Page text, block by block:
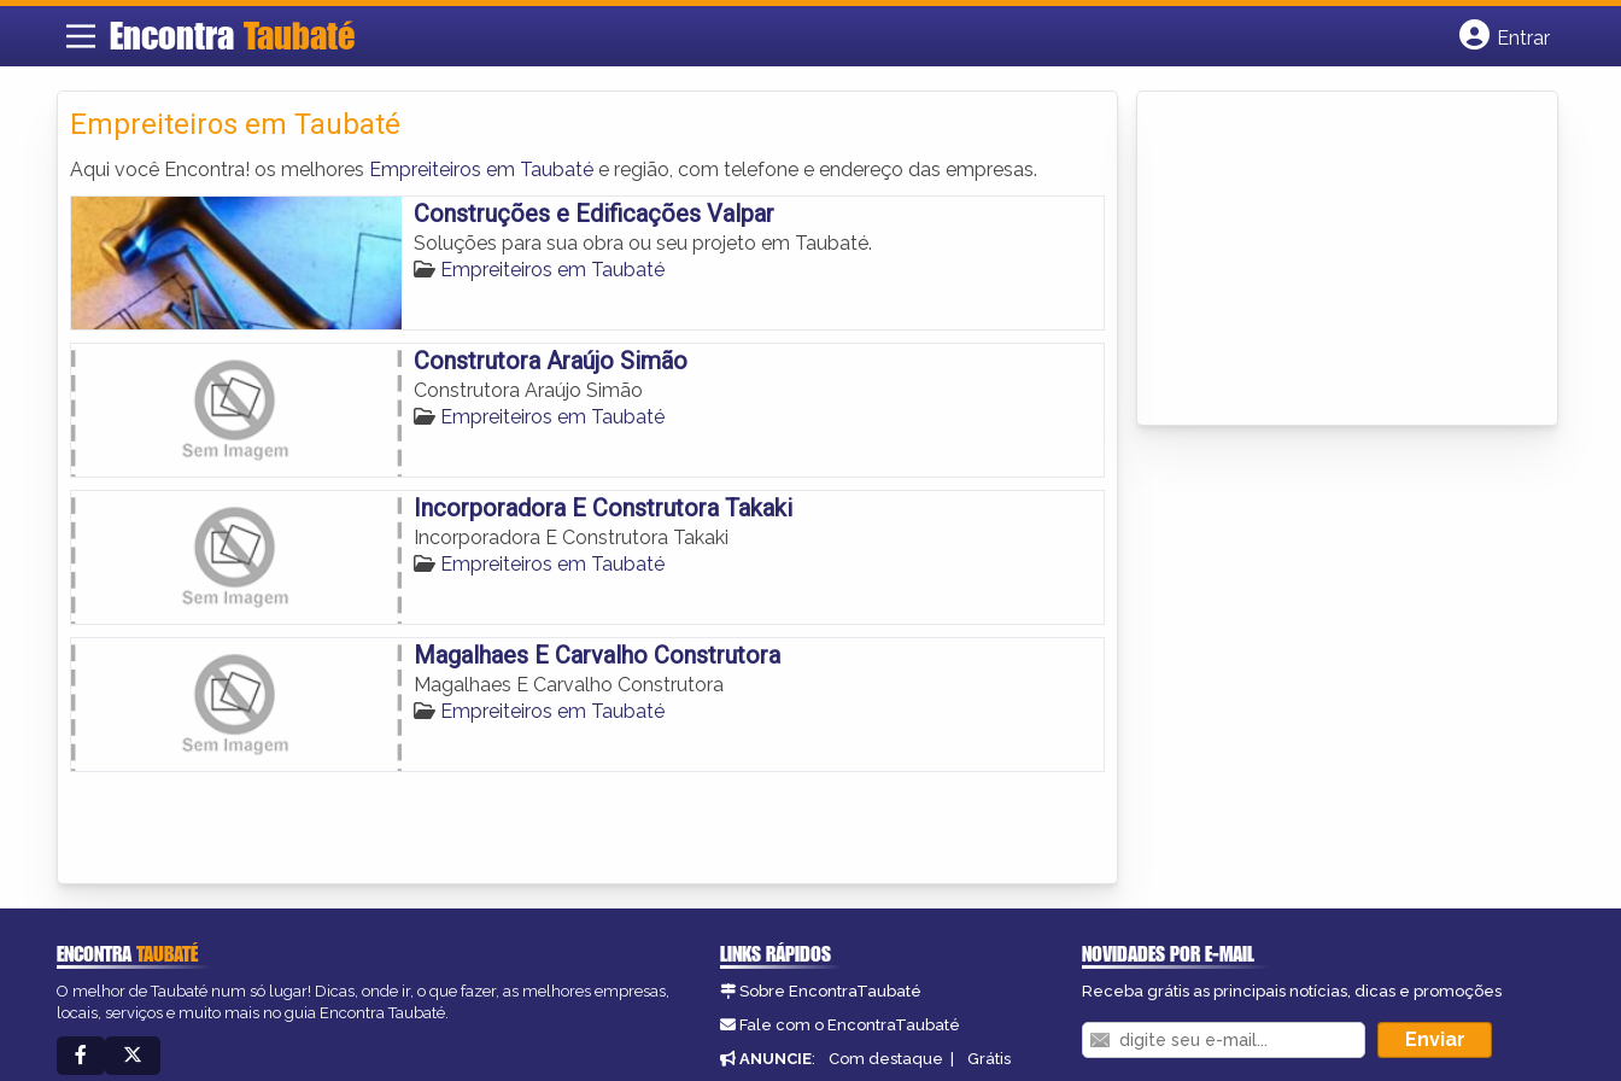
Encontra Taubaté
Entrar
Empreiteiros em Taubaté
Aqui você Encontra! os melhores Empreiteiros em Taubaté e região, com telefone e endereço das empresas.
Construções e Edificações Valpar
Soluções para sua obra ou seu projeto em Taubaté.
Empreiteiros em Taubaté
Construtora Araújo Simão
Construtora Araújo Simão
Empreiteiros em Taubaté
Incorporadora E Construtora Takaki
Incorporadora E Construtora Takaki
Empreiteiros em Taubaté
Magalhaes E Carvalho Construtora
Magalhaes E Carvalho Construtora
Empreiteiros em Taubaté
ENCONTRATAUBATÉ
O melhor de Taubaté num só lugar! Dicas, onde ir, o que fazer, as melhores empresas,
locais, serviços e muito mais no guia Encontra Taubaté.
LINKS RÁPIDOS
Sobre EncontraTaubaté
Fale com o EncontraTaubaté
ANUNCIE: Com destaque | Grátis
NOVIDADES POR E-MAIL
Receba grátis as principais notícias, dicas e promoções